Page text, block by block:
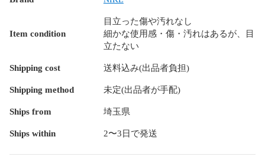
D ：かなり大きな傷みがある難あり商品
※S～CランクはUSED品となりますので、
使用感をご理解の上でご購入下さい。
※他ECサイト、店頭併売品となりますので
売り切れの際はご容赦ください。
Item condition
目立った傷や汚れなし
細かな使用感・傷・汚れはあるが、目
立たない
Shipping cost 送料込み(出品者負担)
Shipping method 未定(出品者が手配)
Ships from 埼玉県
Ships within 2〜3日で発送